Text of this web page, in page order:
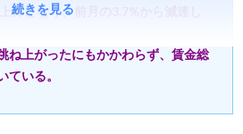
昇となり、前月の3.7%から減速し
ね上がったにもかかわらず、賃金総
ている。
続きを見る